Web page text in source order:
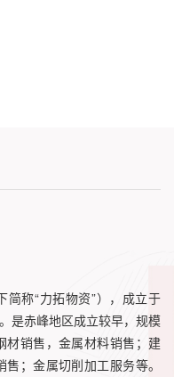
称“力拓物资”），成立于
是赤峰地区成立较早，规模
材销售，金属材料销售；建
；金属切削加工服务等。